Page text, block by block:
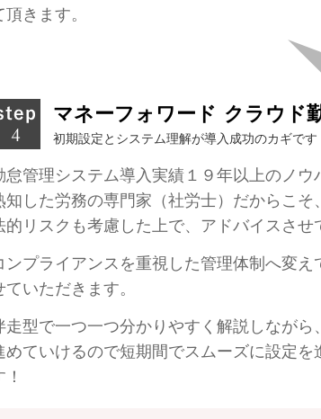
頂きます。
マネーフォワード クラウド
初期設定とシステム理解が導入成功のカギです
怠管理システム導入実績１９年以上のノウ
知した労務の専門家（社労士）だからこそ
的リスクも考慮した上で、アドバイスさせ
ンプライアンスを重視した管理体制へ変え
ていただきます。
走型で一つ一つ分かりやすく解説しながら
めていけるので短期間でスムーズに設定を